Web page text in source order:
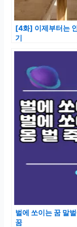
[4화] 이제부터는
기
벌에 쏘이는 꿈 말
꿈